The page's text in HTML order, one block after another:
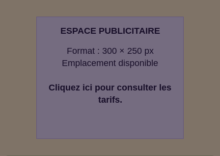
ESPACE PUBLICITAIRE
Format : 300 × 250 px
Emplacement disponible
Cliquez ici pour consulter les
tarifs.